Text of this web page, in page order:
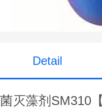
Detail
灭藻剂SM310